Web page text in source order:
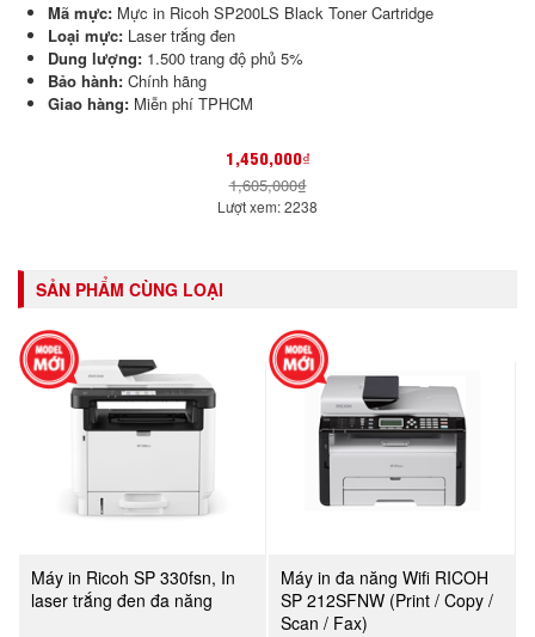
Mã mực: Mực in Ricoh SP200LS Black Toner Cartridge
Loại mực: Laser trắng đen
Dung lượng: 1.500 trang độ phủ 5%
Bảo hành: Chính hãng
Giao hàng: Miễn phí TPHCM
1,450,000₫
1,605,000₫
Lượt xem: 2238
SẢN PHẨM CÙNG LOẠI
Máy in Ricoh SP 330fsn, In
laser trắng đen đa năng
Máy in đa năng Wifi RICOH
SP 212SFNW (Print / Copy /
Scan / Fax)